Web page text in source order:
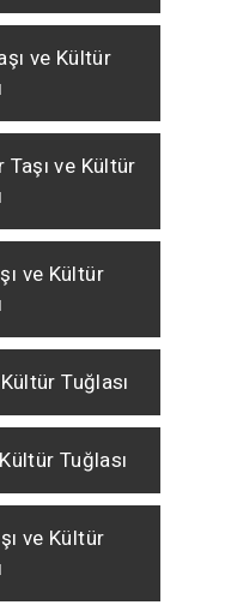
ve Kültür
ve Kültür
ve Kültür
Tuğlası
Tuğlası
ve Kültür